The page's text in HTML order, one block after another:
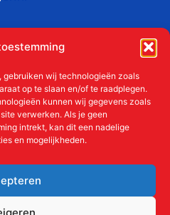
gebruiken wij technologieën zoals
op te slaan en/of te raadplegen.
kunnen wij gegevens zoals
verwerken. Als je geen
intrekt, kan dit een nadelige
en mogelijkheden.